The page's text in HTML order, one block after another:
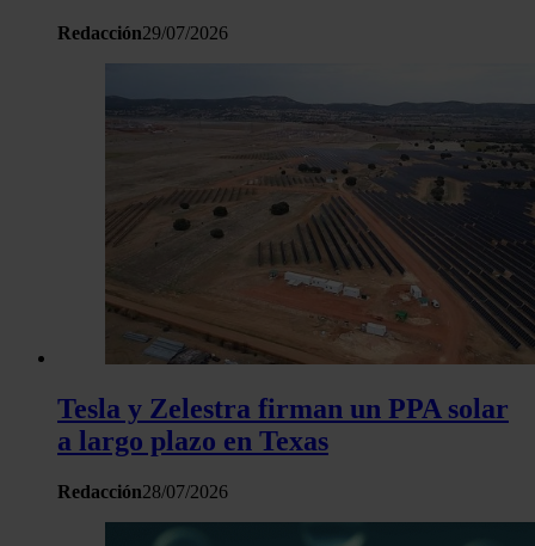
Redacción29/07/2026
Tesla y Zelestra firman un PPA solar
a largo plazo en Texas
Redacción28/07/2026